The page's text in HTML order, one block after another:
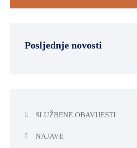
Posljednje novosti
SLUŽBENE OBAVIJESTI
NAJAVE